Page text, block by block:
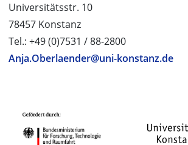
Universitätsstr. 10
78457 Konstanz
Tel.: +49 (0)7531 / 88-2800
Anja.Oberlaender@uni-konstanz.de